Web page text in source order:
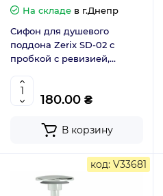
На складе в г.Днепр
Сифон для душевого
поддона Zerix SD-02 с
пробкой с ревизией,
180.00 ₴
В корзину
код: V33681